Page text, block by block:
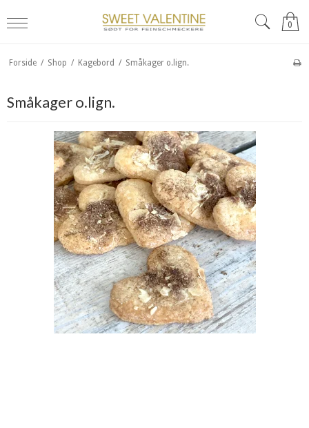
0
Forside / Shop / Kagebord / Småkager o.lign.
Småkager o.lign.